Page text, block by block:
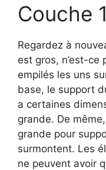
Couche
Regardez à
est gros, n’est-ce
empilés les uns
base, le support
a certaines
grande. De
grande pour
surmontent. Les
ne peuvent avoir